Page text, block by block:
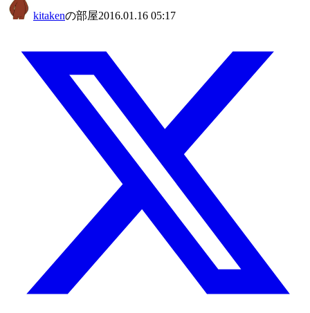
kitakenの部屋2016.01.16 05:17